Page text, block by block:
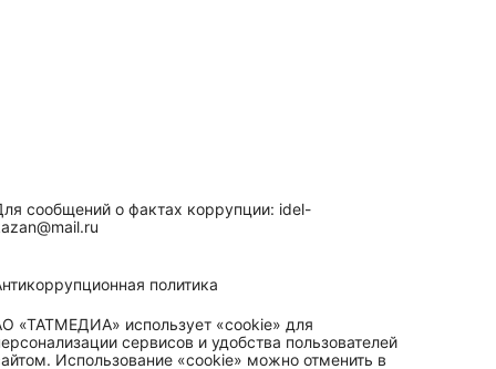
сообщений о фактах коррупции: idel-
политика
«ТАТМЕДИА» использует «cookie» для
сервисов и удобства пользователей
Использование «cookie» можно отменить в